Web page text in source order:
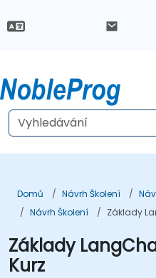
Domů Návrh Školení
Návrh Školení
Základy
Základy
Kurz